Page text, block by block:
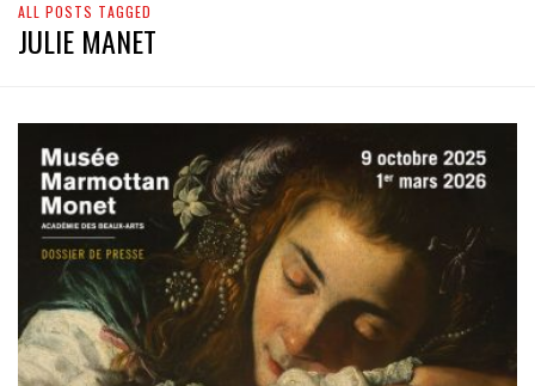
ALL POSTS TAGGED
JULIE MANET